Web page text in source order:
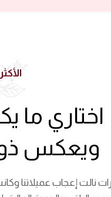
اختاري ما
ويعكس
نالت إعجاب عميلاتنا